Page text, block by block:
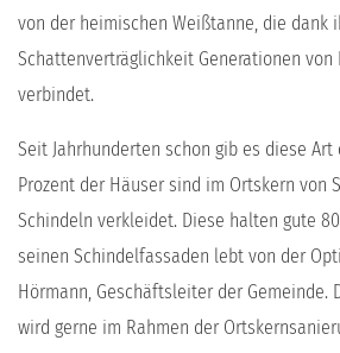
von der heimischen Weißtanne, die dank
Schattenverträglichkeit Generationen
verbindet.
Seit Jahrhunderten schon gib es diese Art
Prozent der Häuser sind im Ortskern von
Schindeln verkleidet. Diese halten gute
seinen Schindelfassaden lebt von der
Hörmann, Geschäftsleiter der Gemeinde.
wird gerne im Rahmen der